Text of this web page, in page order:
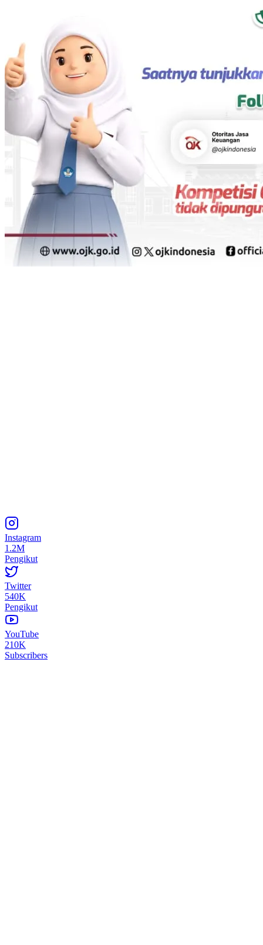
Instagram
1.2M
Pengikut
Twitter
540K
Pengikut
YouTube
210K
Subscribers